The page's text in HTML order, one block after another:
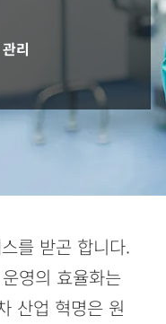
리
를 받곤 합니다.
영의 효율화는
산업 혁명은 원